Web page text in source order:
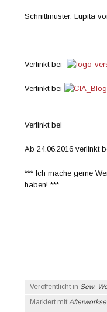
Schnittmuster: Lupita
Verlinkt bei
Verlinkt bei
Verlinkt bei
Ab 24.06.2016 verlinkt
*** Ich mache gerne
haben! ***
Veröffentlicht in Sew,
Markiert mit